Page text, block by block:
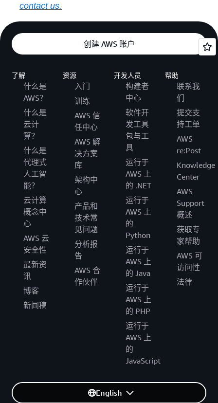
contact us.
创建 AWS 账户
了解
什么是
AWS？
什么是
云计
算？
什么是
代理式
人工智
能？
云计算
概念中
心
AWS 云
安全性
最新资
讯
博客
新闻稿
资源
入门
训练
AWS 信
任中心
AWS 解
决方案
库
架构中
心
产品和
技术常
见问题
分析报
告
AWS 合
作伙伴
开发人员
构建者
中心
软件开
发工具
包与工
具
运行于
AWS 上
的 .NET
运行于
AWS 上
的
Python
运行于
AWS 上
的 Java
运行于
AWS 上
的 PHP
运行于
AWS 上
的
JavaScript
帮助
联系我
们
提交支
持工单
AWS
re:Post
Knowledge
Center
AWS
Support
概述
获取专
家帮助
AWS 可
访问性
法律
English